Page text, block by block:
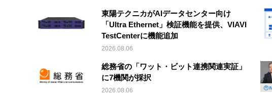
東陽テクニカがAIデータセンター向け
「Ultra Ethernet」検証機能を提供、VIAVI
TestCenterに機能追加
2026.08.06
総務省の「ワット・ビット連携関連実証」
に7機関が採択
2026.08.06